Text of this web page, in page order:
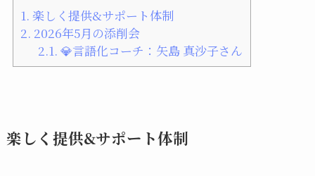
1. 楽しく提供&サポート体制
2. 2026年5月の添削会
2.1. 💎言語化コーチ：矢島 真沙子さん
楽しく提供&サポート体制